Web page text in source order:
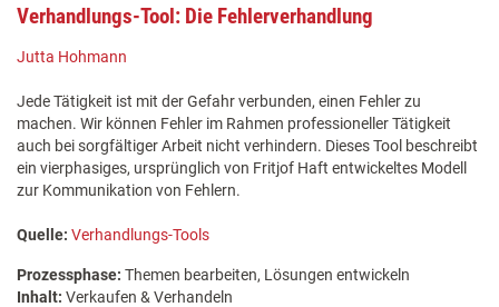
Verhandlungs-Tool: Die Fehlerverhandlung
Jutta Hohmann
Jede Tätigkeit ist mit der Gefahr verbunden, einen Fehler zu
machen. Wir können Fehler im Rahmen professioneller Tätigkeit
auch bei sorgfältiger Arbeit nicht verhindern. Dieses Tool beschreibt
ein vierphasiges, ursprünglich von Fritjof Haft entwickeltes Modell
zur Kommunikation von Fehlern.
Quelle: Verhandlungs-Tools
Prozessphase: Themen bearbeiten, Lösungen entwickeln
Inhalt: Verkaufen & Verhandeln